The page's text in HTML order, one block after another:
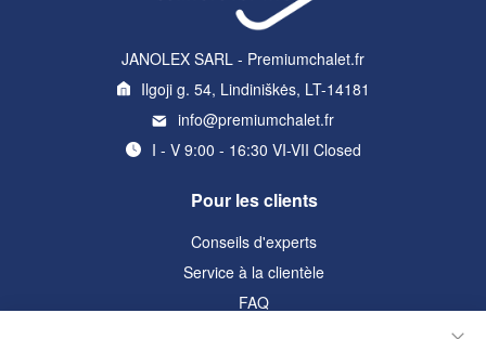
JANOLEX SARL - Premiumchalet.fr
Ilgoji g. 54, Lindiniškės, LT-14181
info@premiumchalet.fr
I - V 9:00 - 16:30 VI-VII Closed
Pour les clients
Conseils d'experts
Service à la clientèle
FAQ